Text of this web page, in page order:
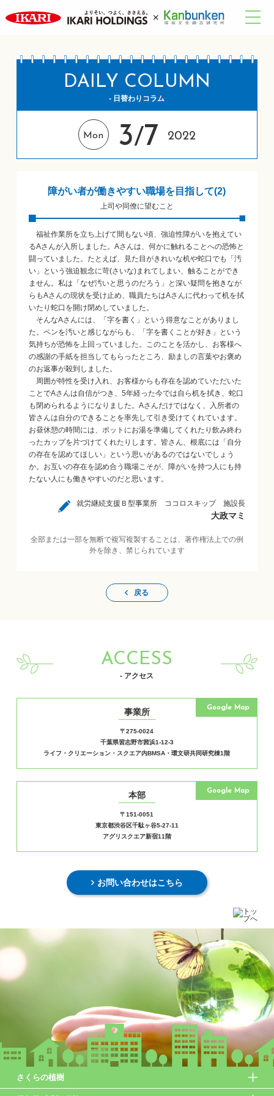
DAILY COLUMN
- 日替わりコラム
Mon 3/7 2022
障がい者が働きやすい職場を目指して(2)
上司や同僚に望むこと
福祉作業所を立ち上げて間もない頃、強迫性障がいを抱えてい
るAさんが入所しました。Aさんは、何かに触れることへの恐怖と
闘っていました。たとえば、見た目がきれいな机や蛇口でも「汚
い」という強迫観念に苛(さいな)まれてしまい、触ることができ
ません。私は「なぜ汚いと思うのだろう」と深い疑問を抱きなが
らもAさんの現状を受け止め、職員たちはAさんに代わって机を拭
いたり蛇口を開け閉めしていました。
そんなAさんには、「字を書く」という得意なことがありまし
た。ペンを汚いと感じながらも、「字を書くことが好き」という
気持ちが恐怖を上回っていました。このことを活かし、お客様へ
の感謝の手紙を担当してもらったところ、励ましの言葉やお褒め
のお返事が殺到しました。
周囲が特性を受け入れ、お客様からも存在を認めていただいた
ことでAさんは自信がつき、5年経った今では自ら机を拭き、蛇口
も閉められるようになりました。Aさんだけではなく、入所者の
皆さんは自分のできることを率先して引き受けてくれています。
お昼休憩の時間には、ポットにお湯を準備してくれたり飲み終わ
ったカップを片づけてくれたりします。皆さん、根底には「自分
の存在を認めてほしい」という思いがあるのではないでしょう
か。お互いの存在を認め合う職場こそが、障がいを持つ人にも持
たない人にも働きやすいのだと思います。
就労継続支援Ｂ型事業所 ココロスキップ 施設長
大政マミ
全部または一部を無断で複写複製することは、著作権法上での例
外を除き、禁じられています
戻る
ACCESS
- アクセス
事業所
〒275-0024
千葉県習志野市茜浜1-12-3
ライフ・クリエーション・スクエア内BMSA・環文研共同研究棟1階
Google Map
本部
〒151-0051
東京都渋谷区千駄ヶ谷5-27-11
アグリスクエア新宿11階
Google Map
お問い合わせはこちら
さくらの植樹